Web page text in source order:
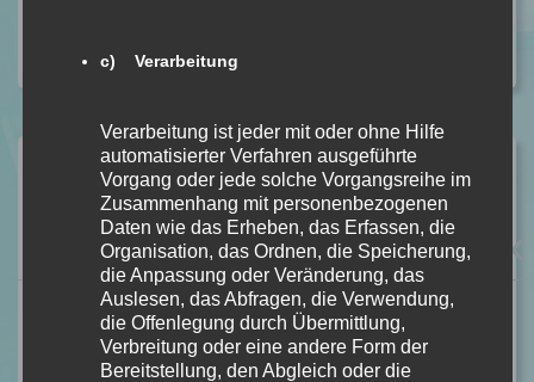
Vorheriger Beitrag
Nomaden der Ozeane – Das Geheimnis der
Meeresschildkröten von Frauke Bagusche
[Rezensionsexemplar]
Nächster Beitrag
The Moment i lost you von Rebekka Weiler
[Buchrezension]
c) Verarbeitung
Verarbeitung ist jeder mit oder ohne Hilfe
automatisierter Verfahren ausgeführte
Vorgang oder jede solche Vorgangsreihe im
Zusammenhang mit personenbezogenen
Daten wie das Erheben, das Erfassen, die
Organisation, das Ordnen, die Speicherung,
die Anpassung oder Veränderung, das
Auslesen, das Abfragen, die Verwendung,
die Offenlegung durch Übermittlung,
Verbreitung oder eine andere Form der
Bereitstellung, den Abgleich oder die